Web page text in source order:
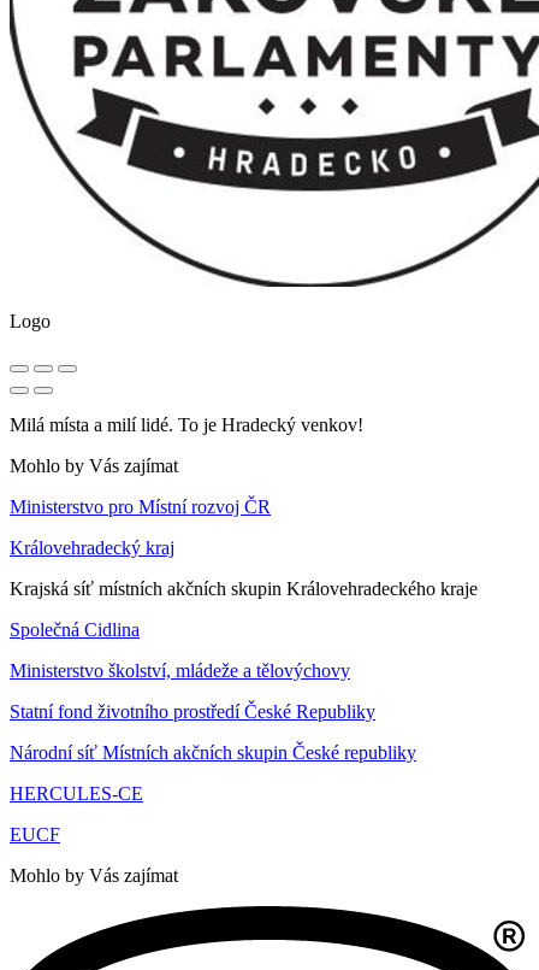
Logo
Milá místa a milí lidé. To je Hradecký venkov!
Mohlo by Vás zajímat
Ministerstvo pro Místní rozvoj ČR
Královehradecký kraj
Krajská síť místních akčních skupin Královehradeckého kraje
Společná Cidlina
Ministerstvo školství, mládeže a tělovýchovy
Statní fond životního prostředí České Republiky
Národní síť Místních akčních skupin České republiky
HERCULES-CE
EUCF
Mohlo by Vás zajímat